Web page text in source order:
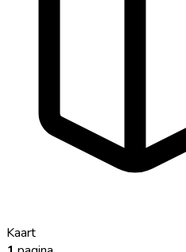
Kaart